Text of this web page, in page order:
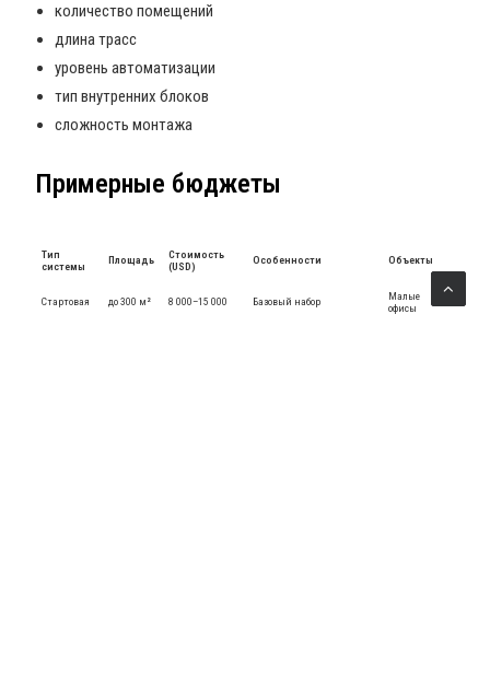
количество помещений
длина трасс
уровень автоматизации
тип внутренних блоков
сложность монтажа
Примерные бюджеты
Тип
системы
Площадь
Стоимость
(USD)
Особенности Объекты
Стартовая до 300 м² 8 000–15 000 Базовый набор
Малые
офисы